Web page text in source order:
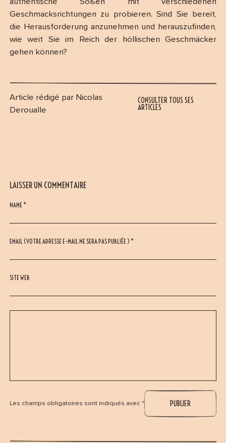
authentische Soßen mit verschiedenen
Geschmacksrichtungen zu probieren. Sind Sie bereit,
die Herausforderung anzunehmen und herauszufinden,
wie weit Sie im Reich der höllischen Geschmäcker
gehen können?
Article rédigé par Nicolas
Deroualle
CONSULTER TOUS SES
ARTICLES
LAISSER UN COMMENTAIRE
NAME *
EMAIL (VOTRE ADRESSE E-MAIL NE SERA PAS PUBLIÉE ) *
SITE WEB
Les champs obligatoires sont indiqués avec *